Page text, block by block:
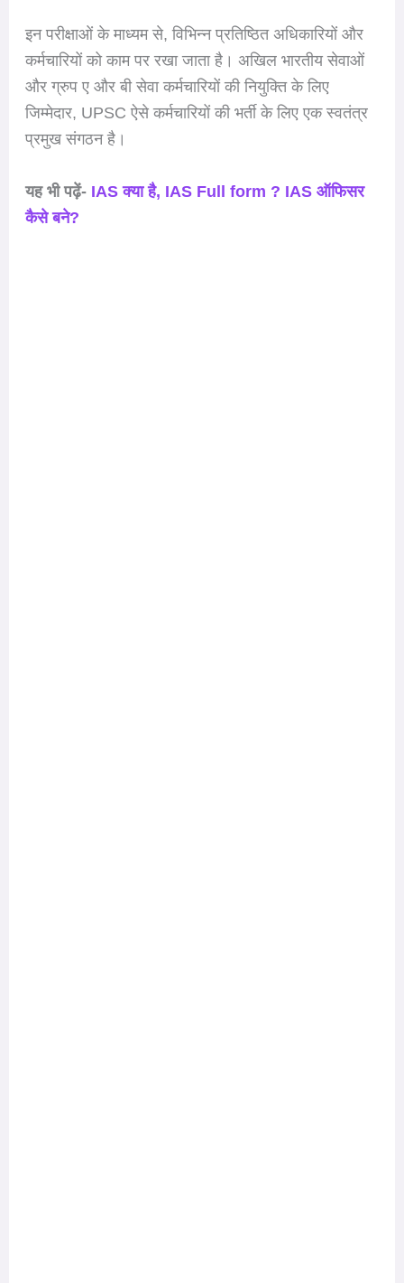
इन परीक्षाओं के माध्यम से, विभिन्न प्रतिष्ठित अधिकारियों और
कर्मचारियों को काम पर रखा जाता है। अखिल भारतीय सेवाओं
और ग्रुप ए और बी सेवा कर्मचारियों की नियुक्ति के लिए
जिम्मेदार, UPSC ऐसे कर्मचारियों की भर्ती के लिए एक स्वतंत्र
प्रमुख संगठन है।
यह भी पढ़ें- IAS क्या है, IAS Full form ? IAS ऑफिसर
कैसे बने?